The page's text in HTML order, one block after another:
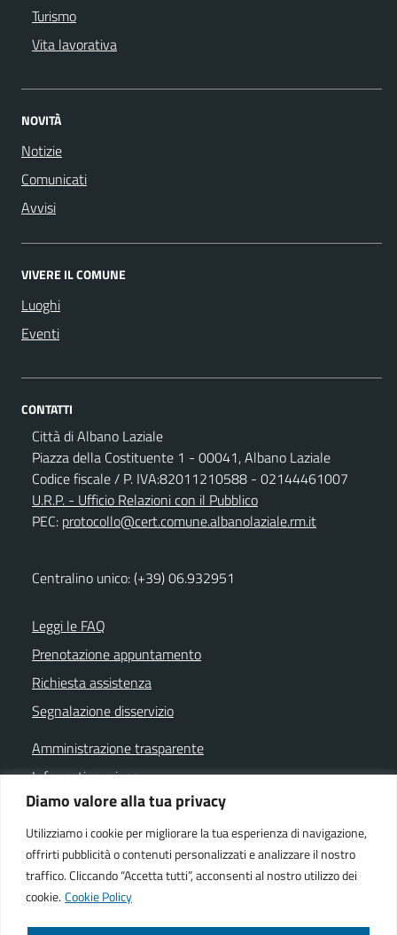
Diamo valore alla tua privacy
Utilizziamo i cookie per migliorare la tua esperienza di navigazione,
offrirti pubblicità o contenuti personalizzati e analizzare il nostro
traffico. Cliccando “Accetta tutti”, acconsenti al nostro utilizzo dei
cookie. Cookie Policy
Turismo
Vita lavorativa
NOVITÀ
Notizie
Comunicati
Avvisi
VIVERE IL COMUNE
Luoghi
Eventi
CONTATTI
Città di Albano Laziale
Piazza della Costituente 1 - 00041, Albano Laziale
Codice fiscale / P. IVA:82011210588 - 02144461007
U.R.P. - Ufficio Relazioni con il Pubblico
PEC: protocollo@cert.comune.albanolaziale.rm.it
Centralino unico: (+39) 06.932951
Leggi le FAQ
Prenotazione appuntamento
Richiesta assistenza
Segnalazione disservizio
Amministrazione trasparente
Informativa privacy
Note legali
Dichiarazione di accessibilità
Cookie policy